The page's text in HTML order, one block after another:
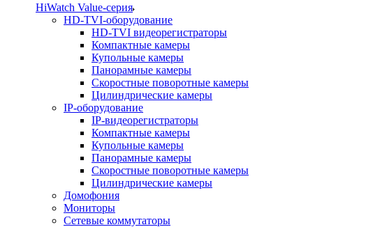
HiWatch Value-серия
HD-TVI-оборудование
HD-TVI видеорегистраторы
Компактные камеры
Купольные камеры
Панорамные камеры
Скоростные поворотные камеры
Цилиндрические камеры
IP-оборудование
IP-видеорегистраторы
Компактные камеры
Купольные камеры
Панорамные камеры
Скоростные поворотные камеры
Цилиндрические камеры
Домофония
Мониторы
Сетевые коммутаторы